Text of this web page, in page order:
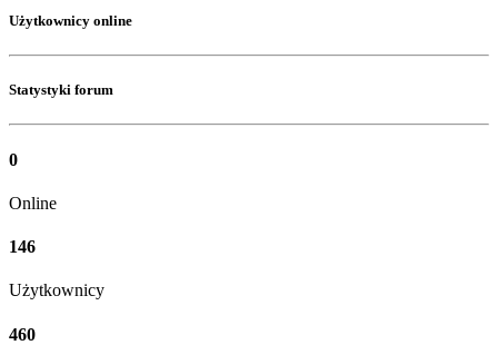
Użytkownicy online
Statystyki forum
0
Online
146
Użytkownicy
460